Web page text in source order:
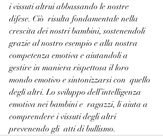
i vissuti altrui abbassando le nostre
difese. Ciò  risulta fondamentale nella
crescita dei nostri bambini, sostenendoli
grazie al nostro esempio e alla nostra
competenza emotiva e aiutandoli a
gestire in maniera rispettosa il loro
mondo emotivo e sintonizzarsi con  quello
degli altri. Lo sviluppo dell’intelligenza
emotiva nei bambini e  ragazzi, li aiuta a
comprendere i vissuti degli altri
prevenendo gli  atti di bullismo.